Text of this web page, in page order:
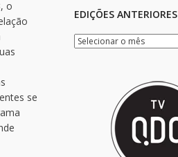
o
se
EDIÇÕES ANTERIORES